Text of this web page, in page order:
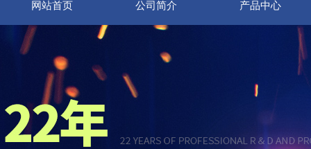
网站首页 公司简介 产品中心